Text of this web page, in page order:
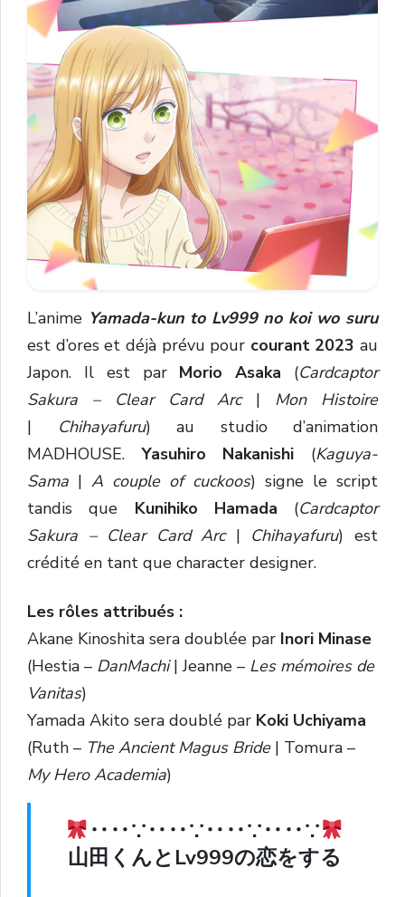
L’anime Yamada-kun to Lv999 no koi wo suru
est d’ores et déjà prévu pour courant 2023 au
Japon. Il est par Morio Asaka (Cardcaptor
Sakura – Clear Card Arc| Mon Histoire
|
Chihayafuru) au studio d’animation
MADHOUSE.Yasuhiro Nakanishi (Kaguya-
Sama | A couple of cuckoos) signe le script
tandis que Kunihiko Hamada (Cardcaptor
Sakura – Clear Card Arc| Chihayafuru) est
crédité en tant que character designer.
Les rôles attribués :
Akane Kinoshita sera doublée par Inori Minase
(Hestia – DanMachi| Jeanne – Les mémoires de
Vanitas)
Yamada Akito sera doublé par Koki Uchiyama
(Ruth – The Ancient Magus Bride| Tomura –
My Hero Academia)
‥‥∵‥‥∵‥‥∵‥‥∵
山田くんとLv999の恋をする